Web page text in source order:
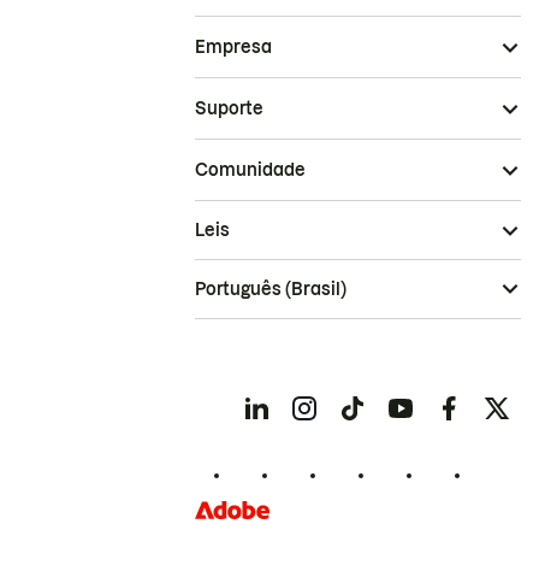
Empresa
Suporte
Comunidade
Leis
Português (Brasil)